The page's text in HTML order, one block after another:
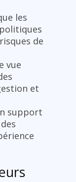
les
de
vue
et
support